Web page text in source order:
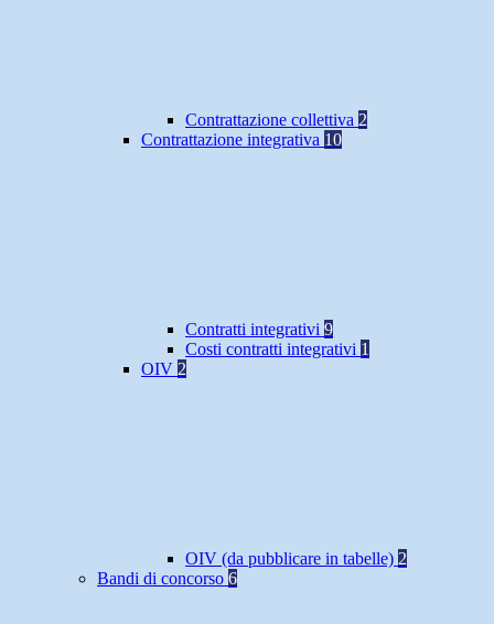
Contrattazione collettiva 2
Contrattazione integrativa 10
Contratti integrativi 9
Costi contratti integrativi 1
OIV 2
OIV (da pubblicare in tabelle) 2
Bandi di concorso 6